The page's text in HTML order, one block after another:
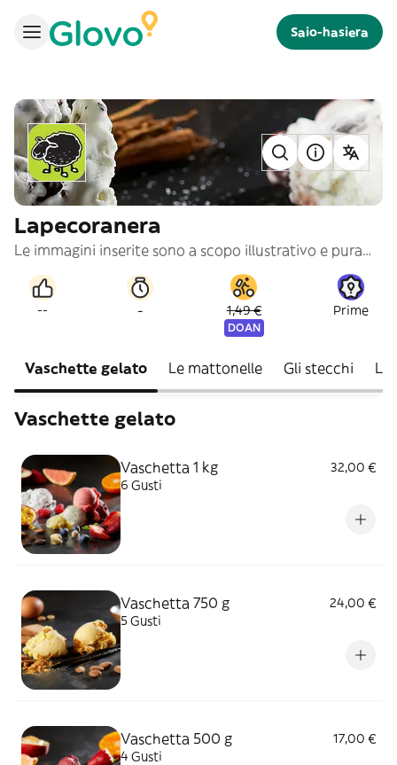
Saio-hasiera
Lapecoranera
Le immagini inserite sono a scopo illustrativo e puramente indicativo
-- - 1,49 €
DOAN
Prime
Vaschette gelato Le mattonelle Gli stecchi Le
Vaschette gelato
Vaschetta 1 kg
32,00 €
6 Gusti
Vaschetta 750 g
24,00 €
5 Gusti
Vaschetta 500 g
17,00 €
4 Gusti